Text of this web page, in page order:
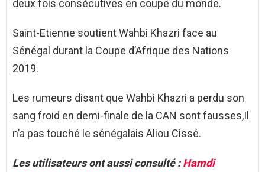
deux fois consécutives en coupe du monde.
Saint-Etienne soutient Wahbi Khazri face au
Sénégal durant la Coupe d’Afrique des Nations
2019.
Les rumeurs disant que Wahbi Khazri a perdu son
sang froid en demi-finale de la CAN sont fausses,Il
n’a pas touché le sénégalais Aliou Cissé.
Les utilisateurs ont aussi consulté :Hamdi